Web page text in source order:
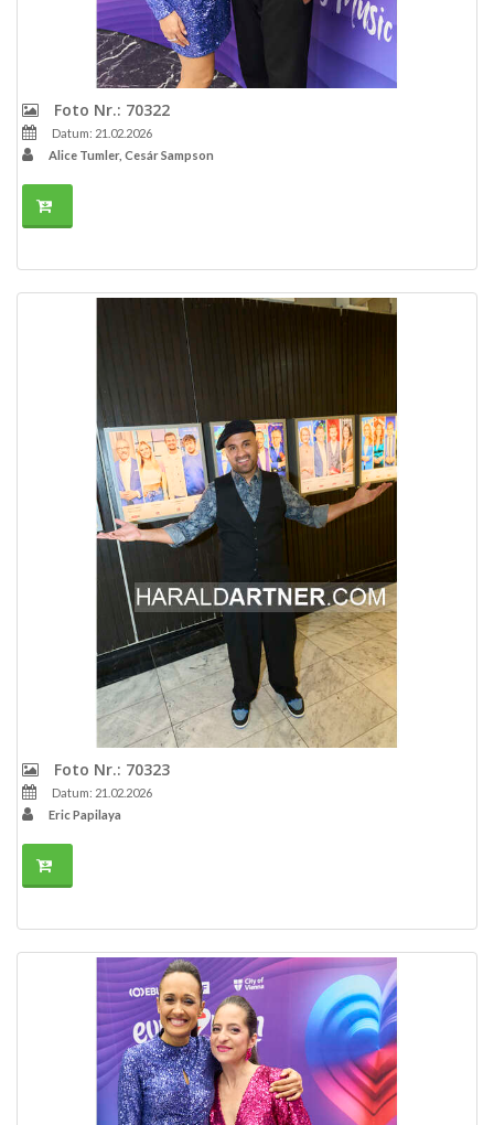
Foto Nr.: 70322
Datum: 21.02.2026
Alice Tumler, Cesár Sampson
Foto Nr.: 70323
Datum: 21.02.2026
Eric Papilaya